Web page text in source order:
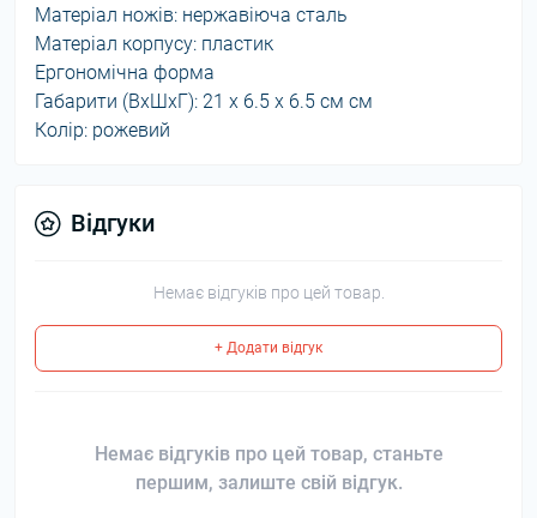
Матеріал ножів: нержавіюча сталь
Матеріал корпусу: пластик
Ергономічна форма
Габарити (ВхШхГ): 21 х 6.5 х 6.5 см см
Колір: рожевий
Відгуки
Немає відгуків про цей товар.
+ Додати відгук
Немає відгуків про цей товар, станьте
першим, залиште свій відгук.